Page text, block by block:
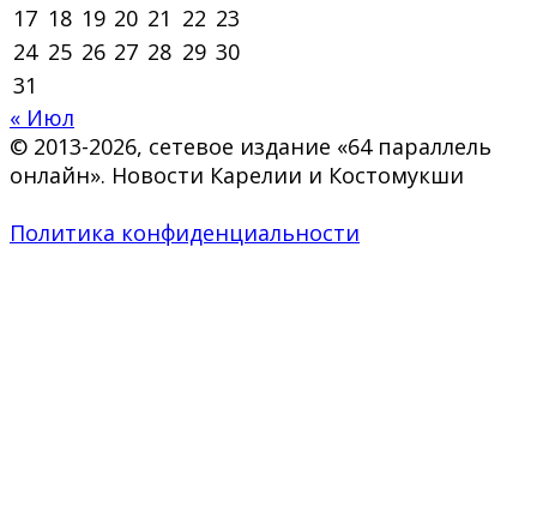
17 18 19 20 21 22 23
24 25 26 27 28 29 30
31
« Июл
© 2013-2026, сетевое издание «64 параллель
онлайн». Новости Карелии и Костомукши
Политика конфиденциальности